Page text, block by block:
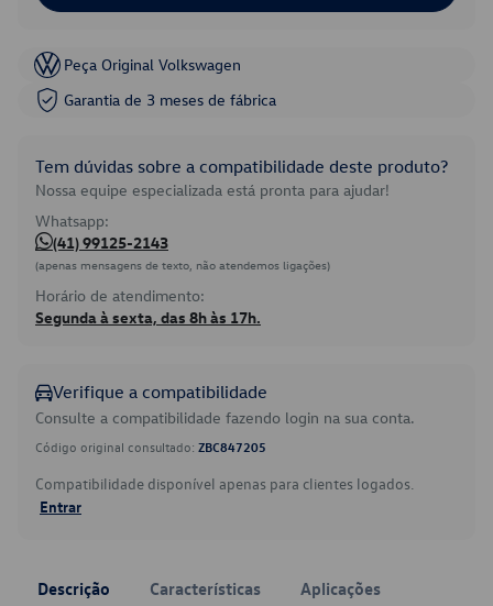
Peça Original Volkswagen
Garantia de 3 meses de fábrica
Tem dúvidas sobre a compatibilidade deste produto?
Nossa equipe especializada está pronta para ajudar!
Whatsapp:
(41) 99125-2143
(apenas mensagens de texto, não atendemos ligações)
Horário de atendimento:
Segunda à sexta, das 8h às 17h.
Verifique a compatibilidade
Consulte a compatibilidade fazendo login na sua conta.
Código original consultado: ZBC847205
Compatibilidade disponível apenas para clientes logados.
Entrar
Descrição Características Aplicações